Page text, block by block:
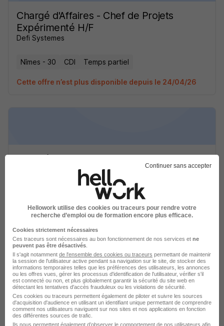
Chargé d'Affaires - Chef de Projets
Expérimenté H/F
Defi Systemes
Nîmes - 30 CDI Temps partiel
Cette offre n’est plus disponible depuis le 24/04/26
Chargé d'Affaires - Chef de Projets
Expérimenté H/F
Nîmes - 30 CDI Temps partiel
Cette offre n’est plus disponible depuis le 24/04/26
Chargé d'Affaires - Chef de Projets
Expérimenté H/F
Continuer sans accepter
Hellowork utilise des cookies ou traceurs pour rendre votre
recherche d’emploi ou de formation encore plus efficace.
Cookies strictement nécessaires
Ces traceurs sont nécessaires au bon fonctionnement de nos services et ne
peuvent pas être désactivés
Il s'agit notamment de l'ensemble des cookies ou traceurs permettant de maintenir
la session de l'utilisateur active pendant sa navigation sur le site, de stocker des
informations temporaires telles que les préférences des utilisateurs, les annonces
ou les offres vues, gérer les processus d'identification de l'utilisateur, vérifier s'il
est connecté ou non, et plus globalement garantir la sécurité du site web en
détectant les tentatives d'accès frauduleux ou les violations de sécurité.
Ces cookies ou traceurs permettent également de piloter et suivre les sources
d'acquisition d'audience en utilisant un identifiant unique permettant de comprendre
comment nos utilisateurs naviguent sur nos sites et nos applications en fonction
des différentes sources de trafic.
Ils nous permettent également d’observer le comportement de nos utilisateurs afin